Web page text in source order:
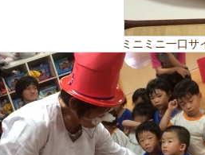
ミニミニ一口サ